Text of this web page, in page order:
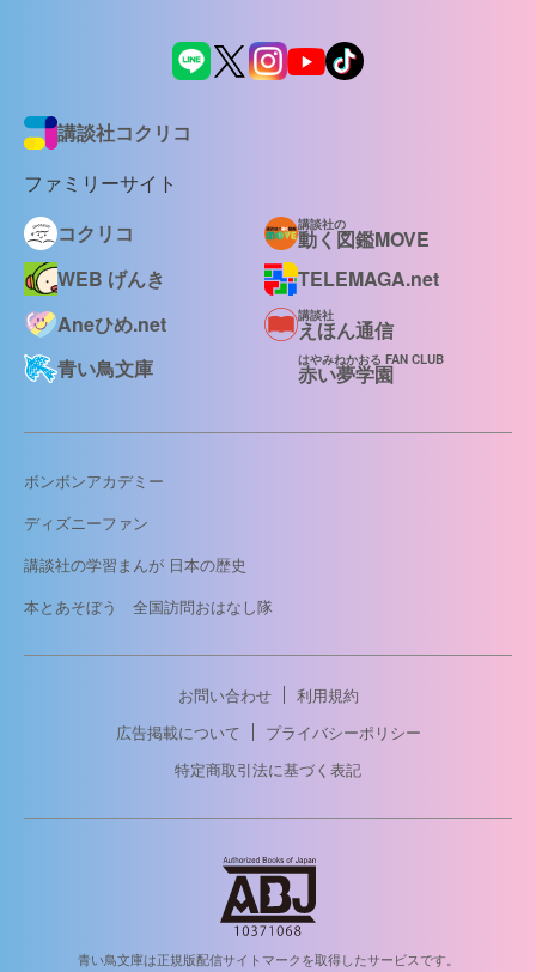
講談社コクリコ
ファミリーサイト
コクリコ
講談社の
動く図鑑MOVE
WEB げんき
TELEMAGA.net
Aneひめ.net
講談社
えほん通信
青い鳥文庫
はやみねかおる FAN CLUB
赤い夢学園
ボンボンアカデミー
ディズニーファン
講談社の学習まんが 日本の歴史
本とあそぼう 全国訪問おはなし隊
お問い合わせ
利用規約
広告掲載について
プライバシーポリシー
特定商取引法に基づく表記
青い鳥文庫は正規版配信サイトマークを取得したサービスです。